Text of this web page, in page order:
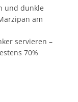
und dunkle
am
servieren –
70%